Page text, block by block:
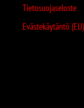
Tietosuojaseloste
Evästekäytäntö (EU)